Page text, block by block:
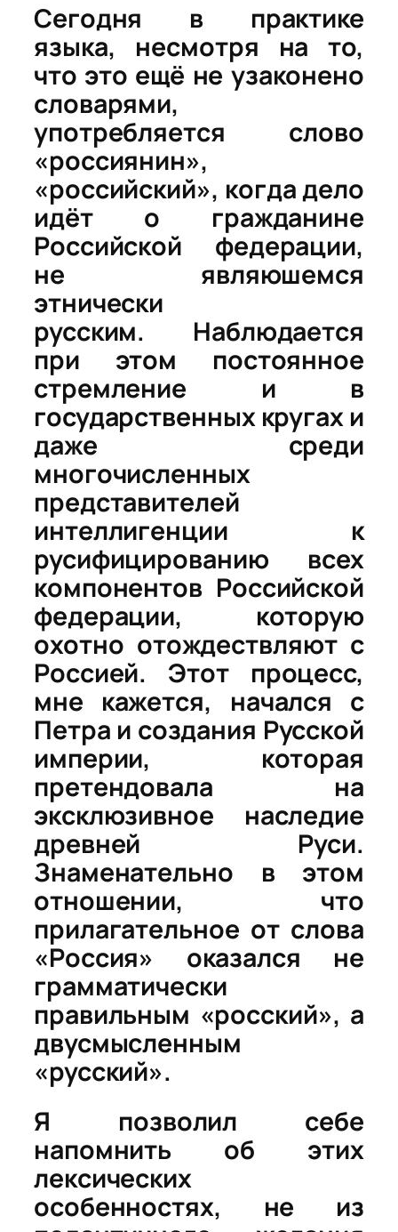
Сегодня в практике
языка, несмотря на то,
что это ещё не узаконено
словарями,
употребляется слово
«россиянин»,
«российский», когда дело
идёт о гражданине
Российской федерации,
не являюшемся
этнически
русским. Наблюдается
при этом постоянное
стремление и в
государственных кругах и
даже среди
многочисленных
представителей
интеллигенции к
русифицированию всех
компонентов Российской
федерации, которую
охотно отождествляют с
Россией. Этот процесс,
мне кажется, начался с
Петра и создания Русской
империи, которая
претендовала на
эксклюзивное наследие
древней Руси.
Знаменательно в этом
отношении, что
прилагательное от слова
«Россия» оказался не
грамматически
правильным «росский», а
двусмысленным
«русский».
Я позволил себе
напомнить об этих
лексических
особенностях, не из